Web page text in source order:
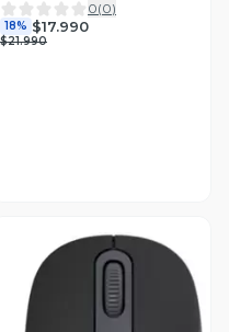
0(0)
18% $17.990
$21.990